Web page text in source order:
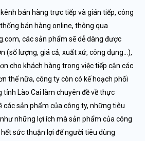
bán hàng trực tiếp và gián tiếp, công
bán hàng online, thông qua
các sản phẩm sẽ dễ dàng được
(số lượng, giá cả, xuất xứ, công dụng…),
cho khách hàng trong việc tiếp cận các
thế nữa, công ty còn có kế hoạch phối
tỉnh Lào Cai làm chuyên đề về thực
các sản phẩm của công ty, những tiêu
những lợi ích mà sản phẩm của công
sức thuận lợi để người tiêu dùng